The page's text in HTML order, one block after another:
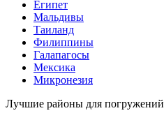
Египет
Мальдивы
Таиланд
Филиппины
Галапагосы
Мексика
Микронезия
Лучшие районы для погружений